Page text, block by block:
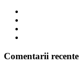
Comentarii recente